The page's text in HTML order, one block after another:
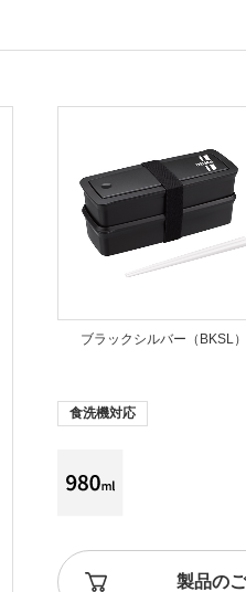
ブラックシルバー（BKSL）
食洗機対応
製品の